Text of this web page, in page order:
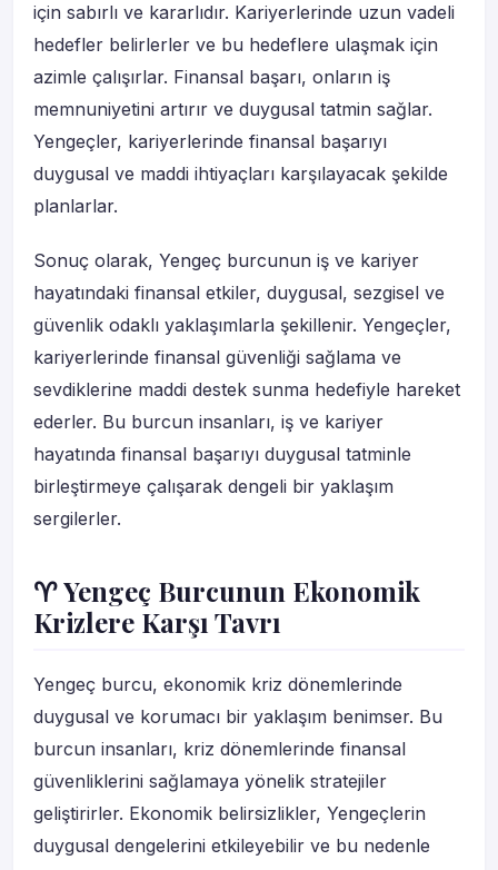
için sabırlı ve kararlıdır. Kariyerlerinde uzun vadeli
hedefler belirlerler ve bu hedeflere ulaşmak için
azimle çalışırlar. Finansal başarı, onların iş
memnuniyetini artırır ve duygusal tatmin sağlar.
Yengeçler, kariyerlerinde finansal başarıyı
duygusal ve maddi ihtiyaçları karşılayacak şekilde
planlarlar.
Sonuç olarak, Yengeç burcunun iş ve kariyer
hayatındaki finansal etkiler, duygusal, sezgisel ve
güvenlik odaklı yaklaşımlarla şekillenir. Yengeçler,
kariyerlerinde finansal güvenliği sağlama ve
sevdiklerine maddi destek sunma hedefiyle hareket
ederler. Bu burcun insanları, iş ve kariyer
hayatında finansal başarıyı duygusal tatminle
birleştirmeye çalışarak dengeli bir yaklaşım
sergilerler.
♈ Yengeç Burcunun Ekonomik
Krizlere Karşı Tavrı
Yengeç burcu, ekonomik kriz dönemlerinde
duygusal ve korumacı bir yaklaşım benimser. Bu
burcun insanları, kriz dönemlerinde finansal
güvenliklerini sağlamaya yönelik stratejiler
geliştirirler. Ekonomik belirsizlikler, Yengeçlerin
duygusal dengelerini etkileyebilir ve bu nedenle